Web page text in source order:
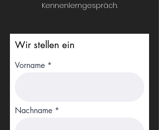
Kennenlerngespräch.
Wir stellen ein
Vorname
Nachname